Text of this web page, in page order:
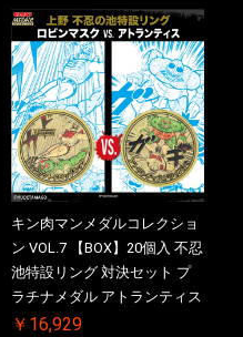
メダル(非売品)付
キン肉マンメダルコレクショ
ン VOL.7 【BOX】20個入 不忍
池特設リング 対決セット プ
ラチナメダル アトランティス
ドライバー VS.ネックカット
￥16,929